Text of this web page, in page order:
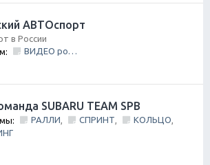
АВТОспорт
в России
ВИДЕО ролики и фильмы
SUBARU TEAM SPB
РАЛЛИ, СПРИНТ, КОЛЬЦО,